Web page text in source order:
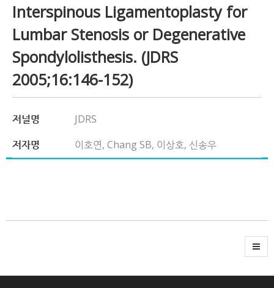
Interspinous Ligamentoplasty for
Lumbar Stenosis or Degenerative
Spondylolisthesis. (JDRS
2005;16:146-152)
저널명
JDRS
저자명
이호연, Chang SB, 이상호, 신송우